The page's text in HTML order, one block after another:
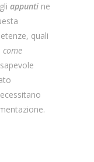
appunti ne
quali
come